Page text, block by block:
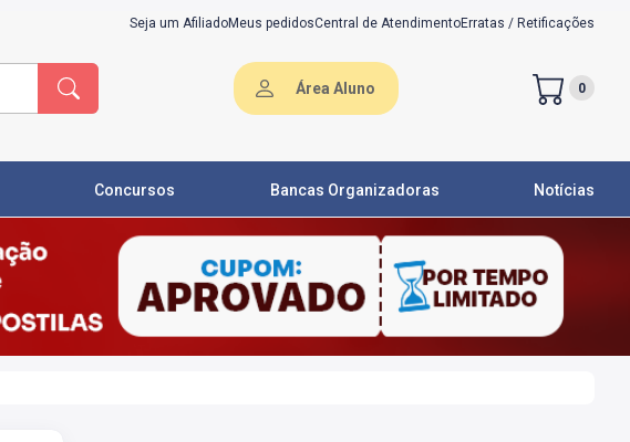
Seja um AfiliadoMeus pedidosCentral de AtendimentoErratas / Retificações
Área Aluno 0
Concursos Bancas Organizadoras Notícias